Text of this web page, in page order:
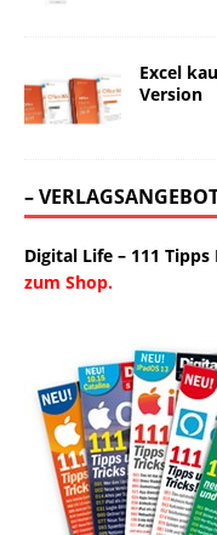
Excel
Version
–
Digital Life – 111
zum Shop.